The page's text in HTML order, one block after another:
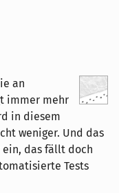
an
immer mehr
in diesem
weniger. Und das
ein, das fällt doch
Tests